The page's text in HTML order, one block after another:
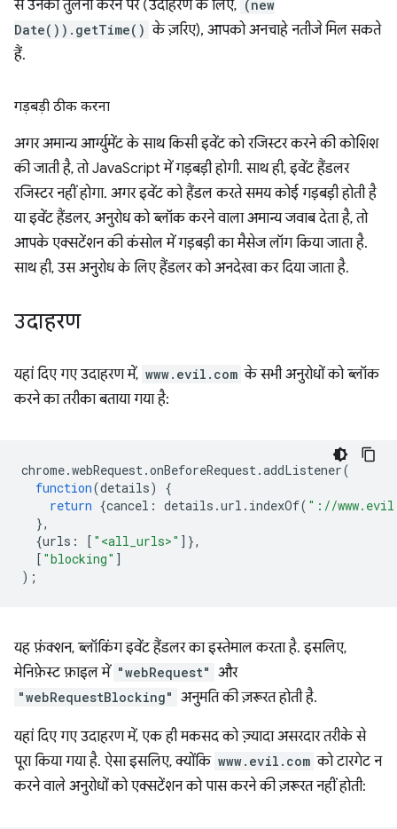
से उनकी तुलना करने पर (उदाहरण के लिए, (new
Date()).getTime() के ज़रिए), आपको अनचाहे नतीजे मिल सकते
हैं.
गड़बड़ी ठीक करना
अगर अमान्य आर्ग्युमेंट के साथ किसी इवेंट को रजिस्टर करने की कोशिश
की जाती है, तो JavaScript में गड़बड़ी होगी. साथ ही, इवेंट हैंडलर
रजिस्टर नहीं होगा. अगर इवेंट को हैंडल करते समय कोई गड़बड़ी होती है
या इवेंट हैंडलर, अनुरोध को ब्लॉक करने वाला अमान्य जवाब देता है, तो
आपके एक्सटेंशन की कंसोल में गड़बड़ी का मैसेज लॉग किया जाता है.
साथ ही, उस अनुरोध के लिए हैंडलर को अनदेखा कर दिया जाता है.
उदाहरण
यहां दिए गए उदाहरण में, www.evil.com के सभी अनुरोधों को ब्लॉक
करने का तरीका बताया गया है:
chrome.webRequest.onBeforeRequest.addListener(
function(details)
{
return {cancel : details .url . indexOf( "://
},
{urls : [ "<all_urls>" ]},
[ "blocking" ]
);
यह फ़ंक्शन, ब्लॉकिंग इवेंट हैंडलर का इस्तेमाल करता है. इसलिए,
मेनिफ़ेस्ट फ़ाइल में "webRequest" और
"webRequestBlocking" अनुमति की ज़रूरत होती है.
यहां दिए गए उदाहरण में, एक ही मकसद को ज़्यादा असरदार तरीके से
पूरा किया गया है. ऐसा इसलिए, क्योंकि www.evil.com को टारगेट न
करने वाले अनुरोधों को एक्सटेंशन को पास करने की ज़रूरत नहीं होती: